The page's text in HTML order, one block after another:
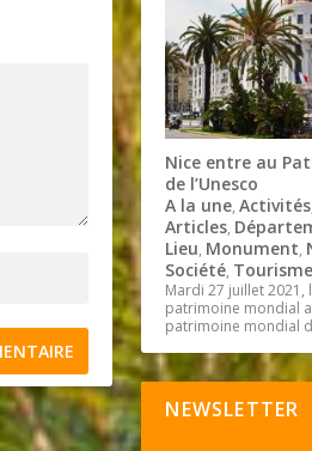
Nice entre au
de l’Unesco
A la une,Activités
Articles,
Lieu, Monument,
Société, Tourisme
Mardi 27 juillet 2021,
patrimoine mondial
patrimoine mondial
NEWSLETTER